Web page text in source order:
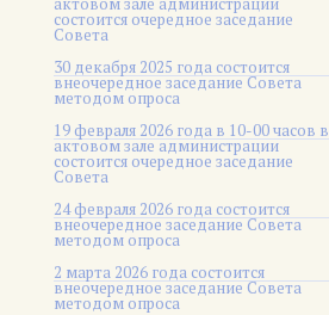
состоится очередное заседание
Совета
30 декабря 2025 года состоится
внеочередное заседание Совета
методом опроса
19 февраля 2026 года в 10-00 часов в
актовом зале администрации
состоится очередное заседание
Совета
24 февраля 2026 года состоится
внеочередное заседание Совета
методом опроса
2 марта 2026 года состоится
внеочередное заседание Совета
методом опроса